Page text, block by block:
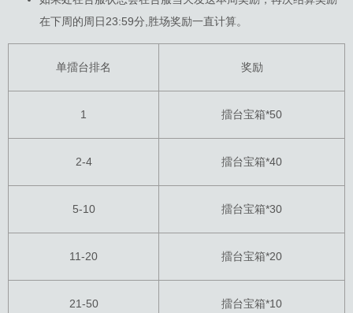
在下周的周日23:59分,胜场奖励一直计算。
单擂台排名 奖励
1 擂台宝箱*50
2-4 擂台宝箱*40
5-10 擂台宝箱*30
11-20 擂台宝箱*20
21-50 擂台宝箱*10